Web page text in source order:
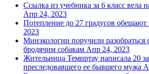
Ссылка из учебника за 6 класс вела
Апр 24, 2023
Потепление до 27 градусов обещают
2023
Минэкологии поручили разобраться
бродячим собакам Апр 24, 2023
Жительница Темиртау написала 20
преследовавшего ее бывшего мужа